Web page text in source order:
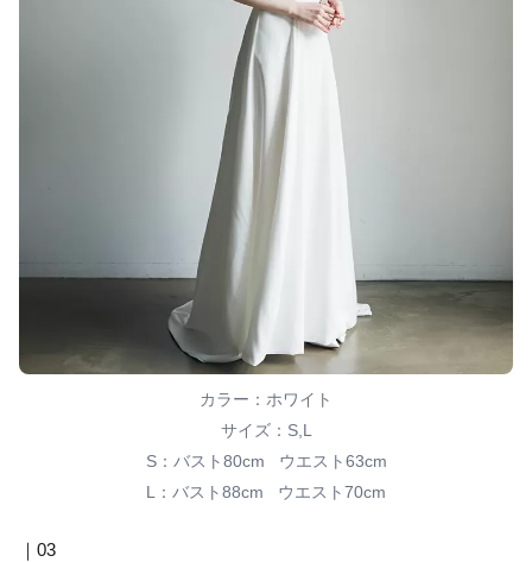
カラー：ホワイト
サイズ：S,L
S：バスト80cm ウエスト63cm
L：バスト88cm ウエスト70cm
｜03